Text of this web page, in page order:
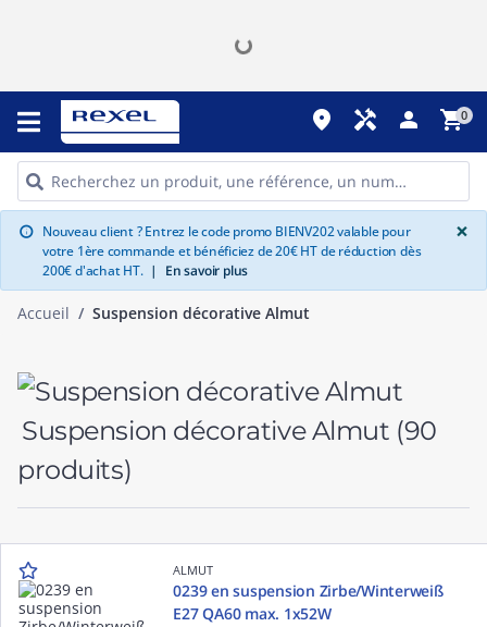
place handyman person shopping_cart0
info Nouveau client ? Entrez le code promo BIENV202 valable pour
votre 1ère commande et bénéficiez de 20€ HT de réduction dès
200€ d'achat HT. | En savoir plus
×
Accueil Suspension décorative Almut
Suspension décorative Almut (90
produits)
ALMUT
0239 en suspension Zirbe/Winterweiß
E27 QA60 max. 1x52W